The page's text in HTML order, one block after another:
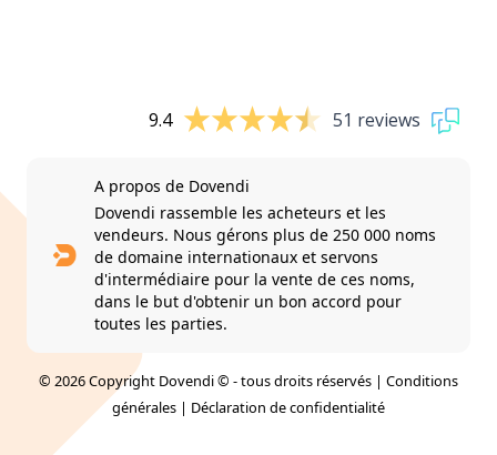
9.4 51 reviews
A propos de Dovendi
Dovendi rassemble les acheteurs et les
vendeurs. Nous gérons plus de 250 000 noms
de domaine internationaux et servons
d'intermédiaire pour la vente de ces noms,
dans le but d'obtenir un bon accord pour
toutes les parties.
© 2026 Copyright Dovendi © - tous droits réservés | Conditions
générales | Déclaration de confidentialité